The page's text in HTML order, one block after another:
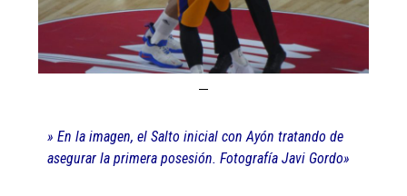
» En la imagen, el Salto inicial con Ayón tratando de
asegurar la primera posesión. Fotografía Javi Gordo»